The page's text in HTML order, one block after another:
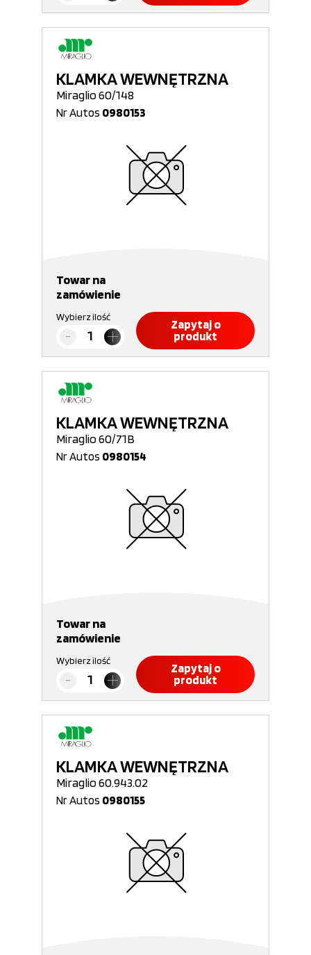
KLAMKA WEWNĘTRZNA
Miraglio 60/148
Nr Autos 0980153
Towar na
zamówienie
Wybierz ilość
Zapytaj o
produkt
KLAMKA WEWNĘTRZNA
Miraglio 60/71B
Nr Autos 0980154
Towar na
zamówienie
Wybierz ilość
Zapytaj o
produkt
KLAMKA WEWNĘTRZNA
Miraglio 60.943.02
Nr Autos 0980155